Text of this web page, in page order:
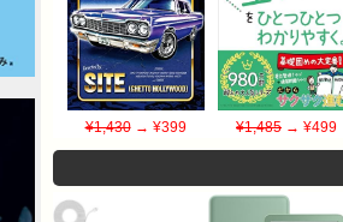
¥1,430→ ¥399 ¥1,485 → ¥499